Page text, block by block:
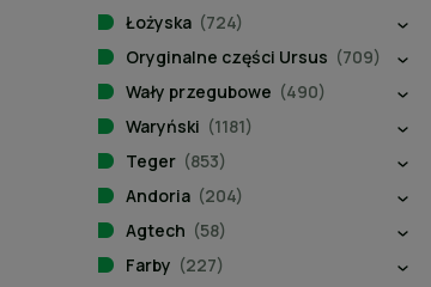
Łożyska (724)
Oryginalne części Ursus (709)
Wały przegubowe (490)
Waryński (1181)
Teger (853)
Andoria (204)
Agtech (58)
Farby (227)